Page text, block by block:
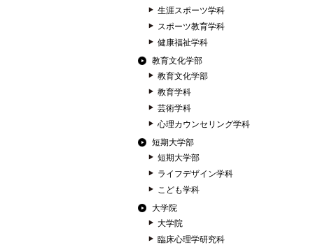
生涯スポーツ学科
スポーツ教育学科
健康福祉学科
教育文化学部
教育文化学部
教育学科
芸術学科
心理カウンセリング学科
短期大学部
短期大学部
ライフデザイン学科
こども学科
大学院
大学院
臨床心理学研究科